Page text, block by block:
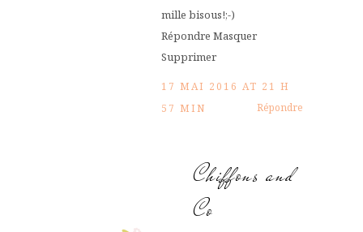
mille bisous!;-)
Répondre Masquer
Supprimer
17 MAI 2016 AT 21 H
57 MIN
Répondre
Chiffons and
Co